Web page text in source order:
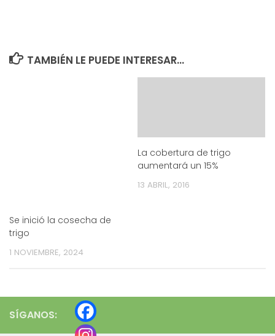
TAMBIÉN LE PUEDE INTERESAR...
Se inició la cosecha de
trigo
1 NOVIEMBRE, 2024
La cobertura de trigo
aumentará un 15%
13 ABRIL, 2016
SÍGANOS: